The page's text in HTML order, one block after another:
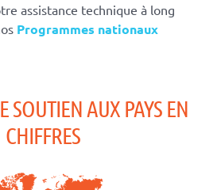
assistance technique à long
Programmes nationaux
SOUTIEN AUX PAYS EN
CHIFFRES